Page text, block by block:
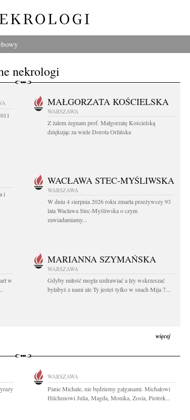
nekrologi
MAŁGORZATA KOŚCIELSKA
WARSZAWA
Z żalem żegnam prof. Małgorzatę Kościelską
dziękując za wiele Dorota Orlińska
i
WACŁAWA STEC-MYŚLIWSKA
WARSZAWA
W dniu 4 sierpnia 2026 roku zmarła przeżywszy 93
lata Wacława Stec-Myśliwska o czym
zawiadamiamy...
w
MARIANNA SZYMAŃSKA
WARSZAWA
Gdyby miłość mogła uzdrawiać a łzy wskrzeszać
byłabyś z nami ale Ty jesteś tylko w snach Mija 7...
więcej
WARSZAWA
Panie Michale, nie będziemy gałganami. Michałowi
Hilchenowi Julia, Magda, Monika, Zosia, Piotrek...